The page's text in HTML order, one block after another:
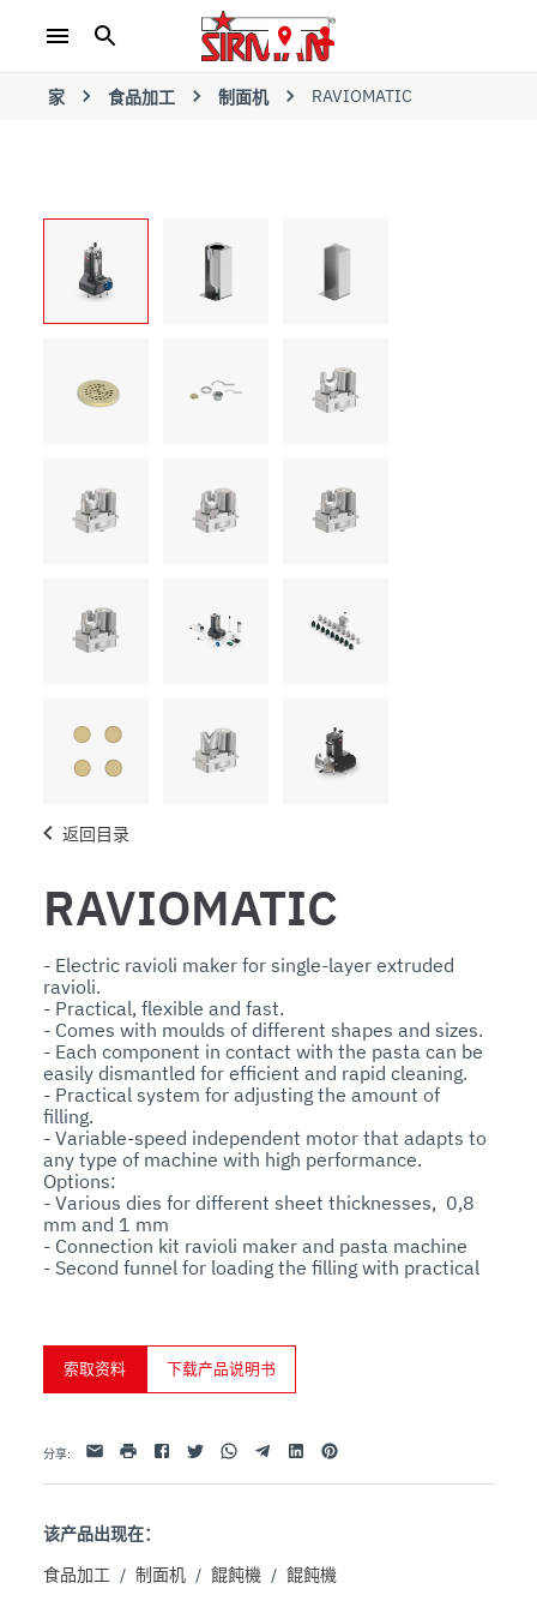
家 食品加工 制面机 RAVIOMATIC
返回目录
RAVIOMATIC
- Electric ravioli maker for single-layer extruded
ravioli.
- Practical, flexible and fast.
- Comes with moulds of different shapes and sizes.
- Each component in contact with the pasta can be
easily dismantled for efficient and rapid cleaning.
- Practical system for adjusting the amount of
filling.
- Variable-speed independent motor that adapts to
any type of machine with high performance.
Options:
- Various dies for different sheet thicknesses,  0,8
mm and 1 mm
- Connection kit ravioli maker and pasta machine
- Second funnel for loading the filling with practical
索取资料 下载产品说明书
分享: 电子邮件
打印 FacebookTwitterWhatsappTelegramLinkedinPinterest
该产品出现在：
食品加工 / 制面机 / 餛飩機 / 餛飩機